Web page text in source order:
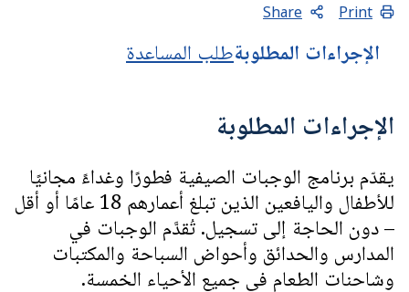
Print
Share
الإجراءات المطلوبةطلب المساعدة
الإجراءات المطلوبة
يقدّم برنامج الوجبات الصيفية فطورًا وغداءً مجانيًا
للأطفال واليافعين الذين تبلغ أعمارهم 18 عامًا أو أقل
– دون الحاجة إلى تسجيل. تُقدَّم الوجبات في
المدارس والحدائق وأحواض السباحة والمكتبات
وشاحنات الطعام في جميع الأحياء الخمسة.